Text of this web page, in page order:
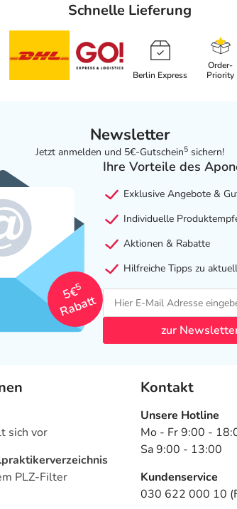
Schnelle Lieferung
Berlin Express
Order-
Priority
Newsletter
Jetzt anmelden und 5€-Gutschein5 sichern!
5€
5
Rabatt
Ihre Vorteile des
Exklusive Angebote &
Individuelle
Aktionen & Rabatte
Hilfreiche Tipps zu
zur
sich vor
PLZ-Filter
Kontakt
Unsere Hotline
Mo - Fr 9:00 -
Sa 9:00 - 13:00
Kundenservice
030 622 000 10